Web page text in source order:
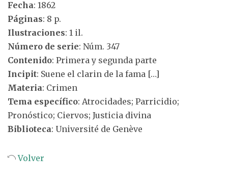
Fecha: 1862
Páginas: 8 p.
Ilustraciones: 1 il.
Número de serie: Núm. 347
Contenido: Primera y segunda parte
Incipit: Suene el clarin de la fama […]
Materia: Crimen
Tema específico: Atrocidades; Parricidio;
Pronóstico; Ciervos; Justicia divina
Biblioteca: Université de Genève
Volver